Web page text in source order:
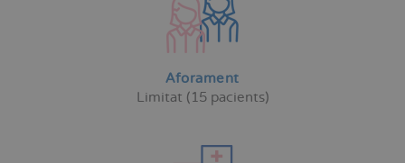
Aforament
Limitat (15 pacients)